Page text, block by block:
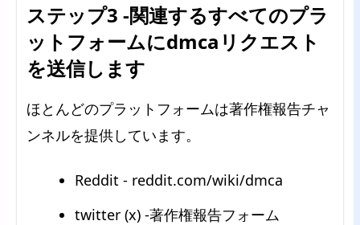
ステップ3 -関連するすべてのプラ
ットフォームにdmcaリクエスト
を送信します
ほとんどのプラットフォームは著作権報告チャ
ンネルを提供しています。
Reddit - reddit.com/wiki/dmca
twitter (x) -著作権報告フォーム